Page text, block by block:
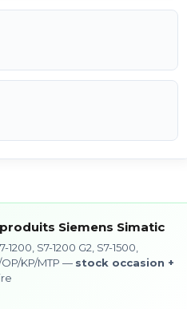
Siemens Simatic
1200, S7-1200 G2, S7-1500,
OP/KP/MTP — stock occasion +